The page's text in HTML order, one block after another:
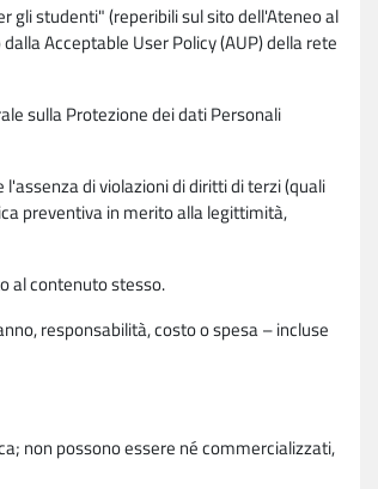
gli studenti" (reperibili sul sito dell'Ateneo al
Acceptable User Policy (AUP) della rete
sulla Protezione dei dati Personali
di violazioni di diritti di terzi (quali
preventiva in merito alla legittimità,
al contenuto stesso.
responsabilità, costo o spesa – incluse
non possono essere né commercializzati,